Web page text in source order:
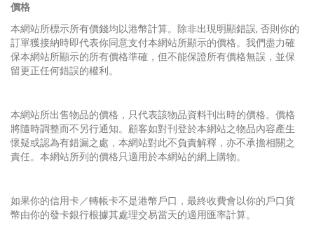
價格
本網站所標示所有價錢均以港幣計算。除非出現明顯錯誤, 否則你的
訂單獲接納時即代表你同意支付本網站所顯示的價格。我們盡力確
保本網站所顯示的所有價格準確，但不能保證所有價格無誤，並保
留更正任何錯誤的權利。
本網站所出售物品的價格，只代表該物品資料刊出時的價格。價格
將隨時調整而不另行通知。顧客如對刊登於本網站之物品內容產生
懷疑或認為有錯漏之處，本網站對此不負責解釋，亦不承擔相關之
責任。本網站所列的價格只適用於本網站的網上購物。
如果你的信用卡／轉帳卡不是港幣戶口，最終收費會以你的戶口貨
幣由你的發卡銀行根據其處理交易當天的適用匯率計算。